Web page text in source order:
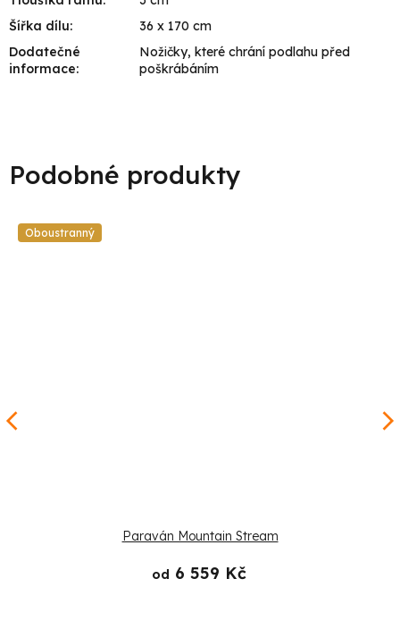
Šířka dílu:
36 x 170 cm
Dodatečné
informace:
Nožičky, které chrání podlahu před
poškrábáním
Oboustranný
Paraván Mountain Stream
od 6 559 Kč